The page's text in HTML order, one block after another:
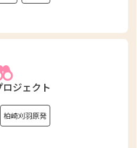
ジェクト
柏崎刈羽原発